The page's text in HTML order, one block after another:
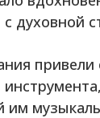
духовной
привели
им